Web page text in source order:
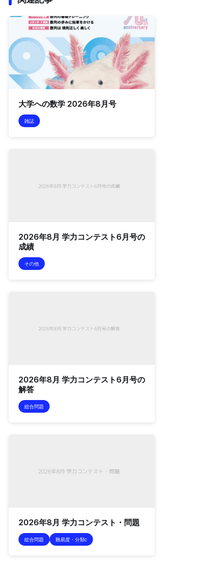
大学への数学 2026年8月号
雑誌
2026年8月 学力コンテスト6月号の
成績
その他
2026年8月 学力コンテスト6月号の
解答
総合問題
2026年8月 学力コンテスト・問題
総合問題 難易度・分類c